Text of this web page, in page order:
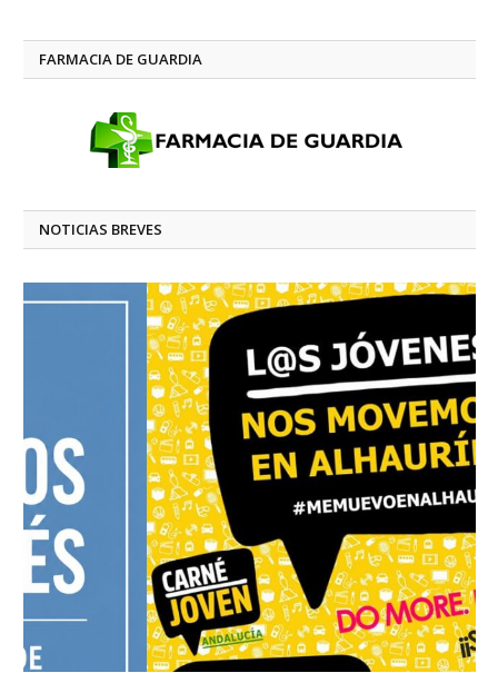
FARMACIA DE GUARDIA
NOTICIAS BREVES